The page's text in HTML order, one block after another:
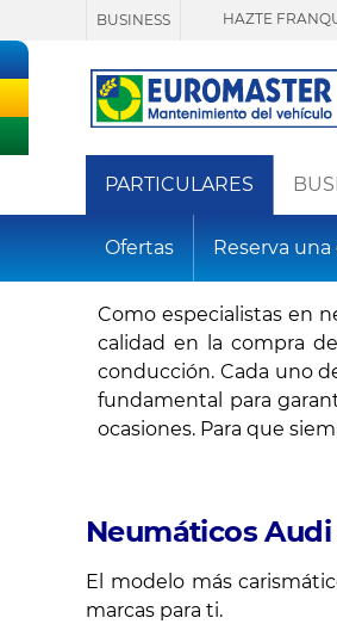
BUSINESS HAZTE
PARTICULARES
Ofertas Reserva una
Como especialistas en
calidad en la compra de
conducción. Cada uno
fundamental para
ocasiones. Para que
Neumáticos Audi
El modelo más
marcas para ti.